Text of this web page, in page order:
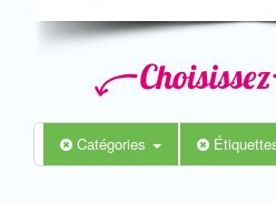
Catégories